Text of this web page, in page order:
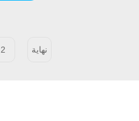
2 نهاية